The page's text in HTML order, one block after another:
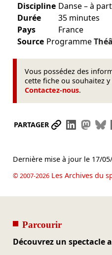
Discipline Danse – à
Durée
35 minutes
Pays
France
Source Programme
Vous possédez des
cette fiche ou souhaitez
Contactez-nous.
PARTAGER Partager le
Dernière mise à jour le 17/
© 2007-2026Les Archives du
Parcourir
Découvrez un spectacle